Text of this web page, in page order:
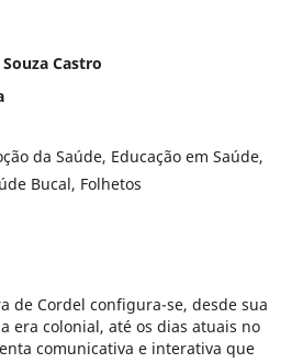
Castro
da Saúde, Educação em Saúde,
Bucal, Folhetos
de Cordel configura-se, desde sua
era colonial, até os dias atuais no
comunicativa e interativa que